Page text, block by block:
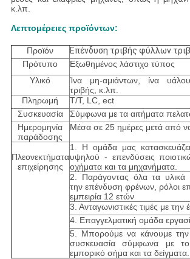
κ.λπ.
Λεπτομέρειες προϊόντων:
Προϊόν
Επένδυση τριβής φύλλων
Πρότυπο
Εξωθημένος λάστιχο τύπος
Υλικό
Ίνα μη-αμιάντων, ίνα
τριβής, κ.λπ.
Πληρωμή
T/T, LC, ect
Συσκευασία
Σύμφωνα με τα αιτήματα
Ημερομηνία
παράδοσης
Μέσα σε 25 ημέρες μετά από
Πλεονεκτήματα
επιχείρησης
1. Η ομάδα μας
υψηλού - επενδύσεις
οχήματα και τα μηχανήματα.
2. Παράγοντας όλα τα υλικά
την επένδυση φρένων, ρόλοι
εμπειρία 12 ετών
3. Ανταγωνιστικές τιμές με
4. Επαγγελματική ομάδα
5. Μπορούμε να κάνουμε
συσκευασία σύμφωνα με
εμπορικό σήμα και τα δείγματα.